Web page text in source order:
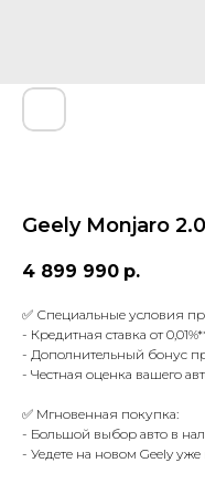
Geely Monjaro
4 899 990 р.
✅ Специальные условия
- Кредитная ставка от
- Дополнительный бонус
- Честная оценка вашего
✅ Мгновенная покупка:
- Большой выбор авто в
- Уедете на новом Geely